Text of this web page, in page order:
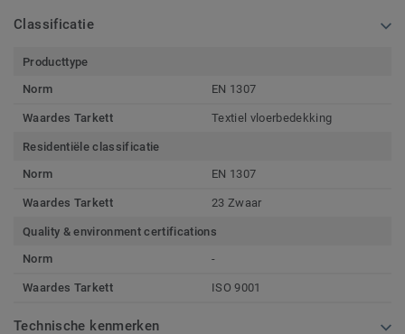
Classificatie
Producttype
Norm
EN 1307
Waardes Tarkett Textiel vloerbedekking
Residentiële classificatie
Norm
EN 1307
Waardes Tarkett 23 Zwaar
Quality & environment certifications
Norm
-
Waardes Tarkett ISO 9001
Technische kenmerken